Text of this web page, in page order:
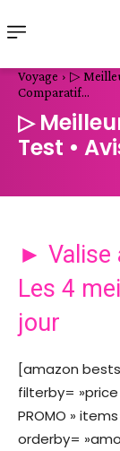
Voyage
▷
Comparatif...
▷
Test •
► Valise
Les 4
jour
[amazon
filterby=
PROMO »
orderby=